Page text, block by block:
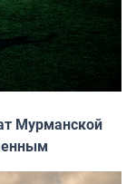
Мурманской